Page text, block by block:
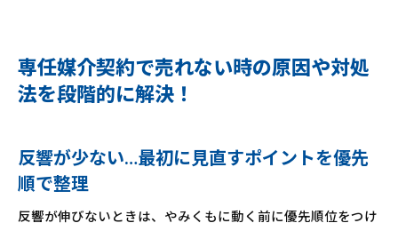
専任媒介契約で売れない時の原因や対処
法を段階的に解決！
反響が少ない…最初に見直すポイントを優先
順で整理
反響が伸びないときは、やみくもに動く前に優先順位をつけ